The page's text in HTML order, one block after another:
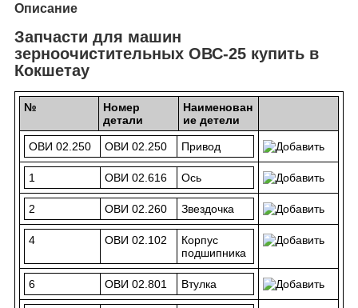
Описание
Запчасти для машин
зерноочистительных ОВС-25 купить в
Кокшетау
№
Номер
детали
Наименован
ие детели
ОВИ 02.250 ОВИ 02.250 Привод
1 ОВИ 02.616 Ось
2 ОВИ 02.260 Звездочка
4 ОВИ 02.102
Корпус
подшипника
6 ОВИ 02.801 Втулка